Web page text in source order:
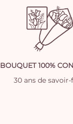
BOUQUET 100%
30 ans de